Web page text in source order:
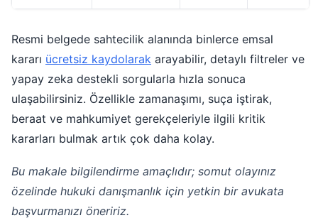
Resmi belgede sahtecilik alanında binlerce emsal
kararı ücretsiz kaydolarak arayabilir, detaylı filtreler ve
yapay zeka destekli sorgularla hızla sonuca
ulaşabilirsiniz. Özellikle zamanaşımı, suça iştirak,
beraat ve mahkumiyet gerekçeleriyle ilgili kritik
kararları bulmak artık çok daha kolay.
Bu makale bilgilendirme amaçlıdır; somut olayınız
özelinde hukuki danışmanlık için yetkin bir avukata
başvurmanızı öneririz.